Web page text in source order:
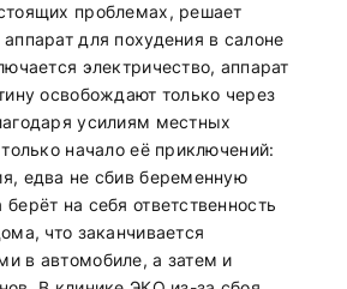
проблемах, решает
для похудения в салоне
электричество, аппарат
освобождают только через
усилиям местных
начало её приключений:
едва не сбив беременную
на себя ответственность
что заканчивается
в автомобиле, а затем и